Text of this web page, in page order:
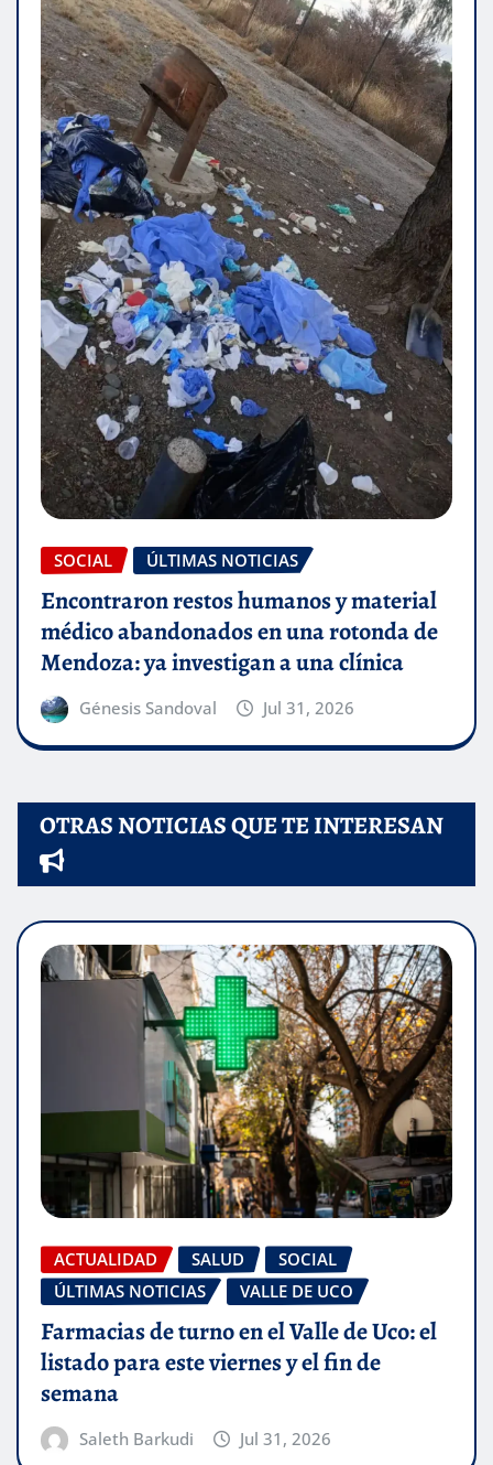
SOCIAL ÚLTIMAS NOTICIAS
Encontraron restos humanos y material
médico abandonados en una rotonda de
Mendoza: ya investigan a una clínica
Génesis Sandoval Jul 31, 2026
OTRAS NOTICIAS QUE TE INTERESAN
ACTUALIDAD SALUD
SOCIAL
ÚLTIMAS NOTICIAS
VALLE DE UCO
Farmacias de turno en el Valle de Uco: el
listado para este viernes y el fin de
semana
Saleth Barkudi Jul 31, 2026